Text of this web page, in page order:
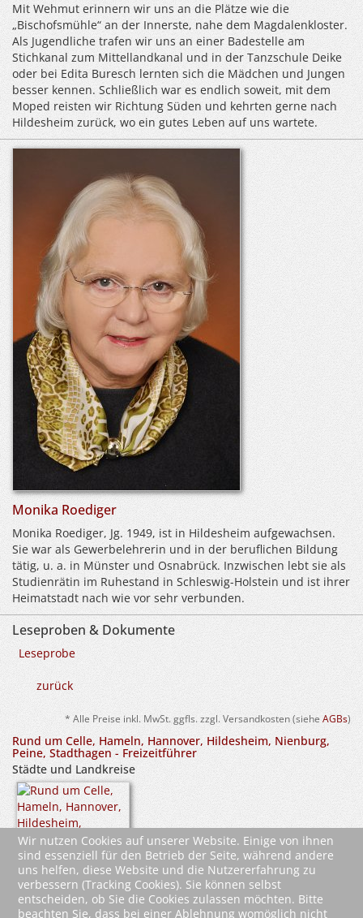
Mit Wehmut erinnern wir uns an die Plätze wie die
„Bischofsmühle“ an der Innerste, nahe dem Magdalenkloster.
Als Jugendliche trafen wir uns an einer Badestelle am
Stichkanal zum Mittellandkanal und in der Tanzschule Deike
oder bei Edita Buresch lernten sich die Mädchen und Jungen
besser kennen. Schließlich war es endlich soweit, mit dem
Moped reisten wir Richtung Süden und kehrten gerne nach
Hildesheim zurück, wo ein gutes Leben auf uns wartete.
Monika Roediger
Monika Roediger, Jg. 1949, ist in Hildesheim aufgewachsen.
Sie war als Gewerbelehrerin und in der beruflichen Bildung
tätig, u. a. in Münster und Osnabrück. Inzwischen lebt sie als
Studienrätin im Ruhestand in Schleswig-Holstein und ist ihrer
Heimatstadt nach wie vor sehr verbunden.
Leseproben & Dokumente
Leseprobe
zurück
* Alle Preise inkl. MwSt. ggfls. zzgl. Versandkosten (siehe AGBs)
Rund um Celle, Hameln, Hannover, Hildesheim, Nienburg,
Peine, Stadthagen - Freizeitführer
Städte und Landkreise
Wir nutzen Cookies auf unserer Website. Einige von ihnen
sind essenziell für den Betrieb der Seite, während andere
uns helfen, diese Website und die Nutzererfahrung zu
verbessern (Tracking Cookies). Sie können selbst
entscheiden, ob Sie die Cookies zulassen möchten. Bitte
beachten Sie, dass bei einer Ablehnung womöglich nicht